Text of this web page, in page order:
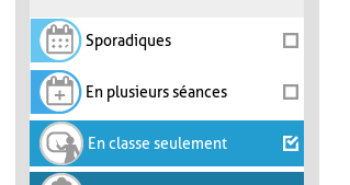
Sporadiques
En plusieurs séances
En classe seulement